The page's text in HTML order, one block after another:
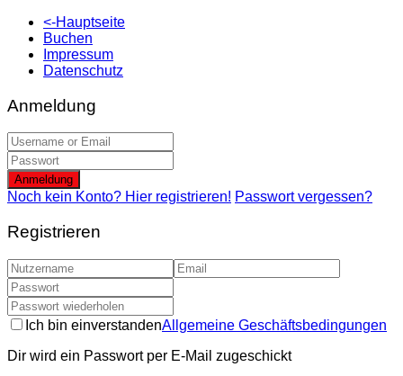
<-Hauptseite
Buchen
Impressum
Datenschutz
Anmeldung
Anmeldung
Noch kein Konto? Hier registrieren! Passwort vergessen?
Registrieren
Ich bin einverstandenAllgemeine Geschäftsbedingungen
Dir wird ein Passwort per E-Mail zugeschickt